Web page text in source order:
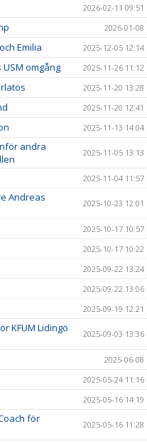
2026-02-11 09:51
2026-01-08
Emilia 2025-12-05 12:14
omgång 2025-11-26 11:12
2025-11-20 13:28
2025-11-20 12:41
2025-11-13 14:04
andra
2025-11-05 13:13
2025-11-04 11:57
Andreas
2025-10-23 12:01
2025-10-17 10:57
2025-10-17 10:22
2025-09-22 13:24
2025-09-22 13:06
2025-09-19 12:21
KFUM Lidingö
2025-09-03 13:36
2025-06-08
2025-05-24 11:16
2025-05-16 14:19
för
2025-05-16 11:28